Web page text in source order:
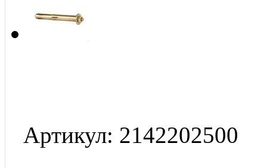
Артикул: 2142202500